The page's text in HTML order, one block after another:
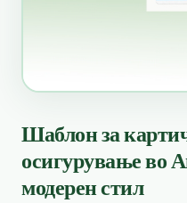
Шаблон за
осигурување во
модерен стил